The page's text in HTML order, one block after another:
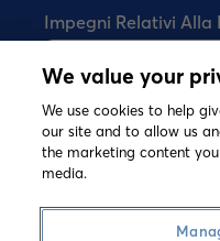
Impegni Relativi Alla
Bial non vende
Termini e
We value your
We use cookies to help
our site and to allow us
the marketing content
media.